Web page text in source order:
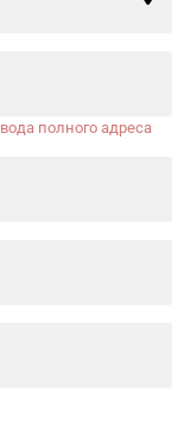
полного адреса